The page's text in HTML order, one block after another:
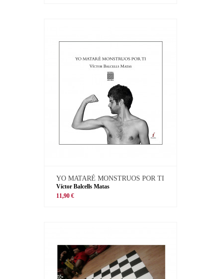
YO MATARÉ MONSTRUOS POR TI
Víctor Balcells Matas
11,90 €